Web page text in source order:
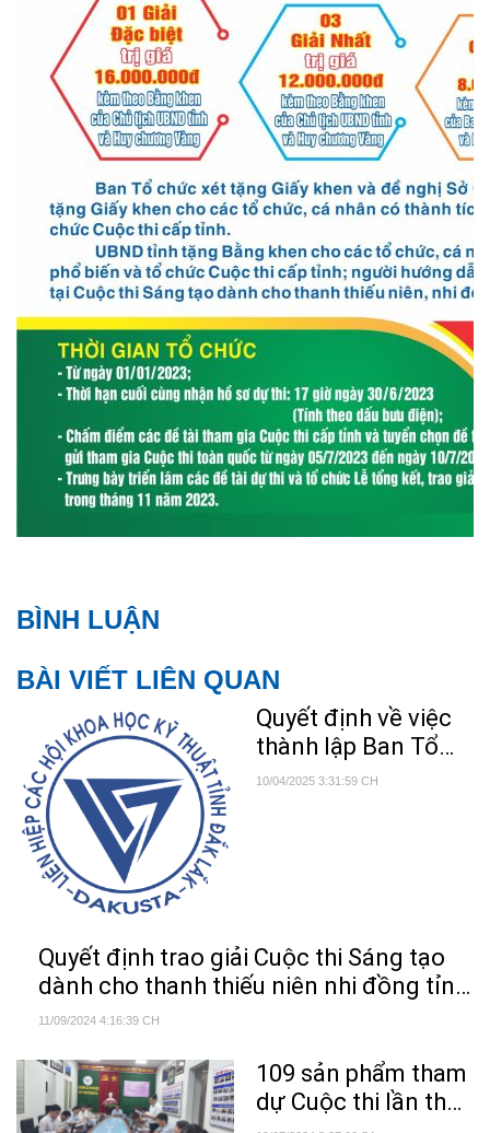
BÌNH LUẬN
BÀI VIẾT LIÊN QUAN
Quyết định về việc
thành lập Ban Tổ
chức Cuộc thi Sáng
10/04/2025 3:31:59 CH
Quyết định trao giải Cuộc thi Sáng tạo
dành cho thanh thiếu niên nhi đồng tỉnh
Đắk Lắk lần thứ 12
11/09/2024 4:16:39 CH
109 sản phẩm tham
dự Cuộc thi lần thứ